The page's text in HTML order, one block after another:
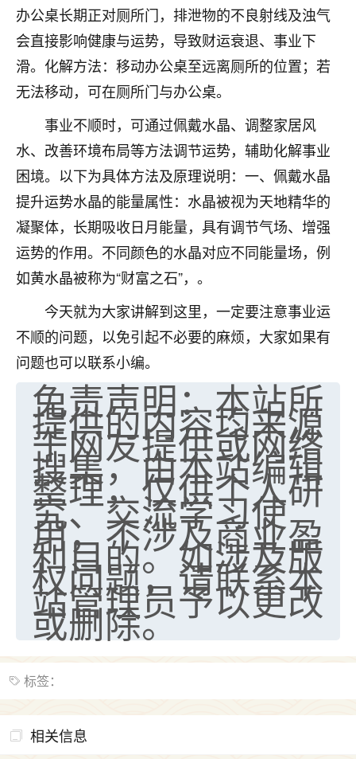
办公桌长期正对厕所门，排泄物的不良射线及浊气
会直接影响健康与运势，导致财运衰退、事业下
滑。化解方法：移动办公桌至远离厕所的位置；若
无法移动，可在厕所门与办公桌。
事业不顺时，可通过佩戴水晶、调整家居风
水、改善环境布局等方法调节运势，辅助化解事业
困境。以下为具体方法及原理说明：一、佩戴水晶
提升运势水晶的能量属性：水晶被视为天地精华的
凝聚体，长期吸收日月能量，具有调节气场、增强
运势的作用。不同颜色的水晶对应不同能量场，例
如黄水晶被称为“财富之石”，。
今天就为大家讲解到这里，一定要注意事业运
不顺的问题，以免引起不必要的麻烦，大家如果有
问题也可以联系小编。
免责声明：本站所
提供的内容均来源
于网友提供或网络
搜集，由本站编辑
整理，仅供个人研
究、交流学习使
用，不涉及商业盈
利目的。如涉及版
权问题，请联系本
站管理员予以更改
或删除。
标签：
相关信息
老师做不做超度法事？我想给我奶奶做超度，她今年
刚去世了。
七零老顽童：我母亲前年离世，刚开始我经常
做梦梦见她，后来也是朋友介绍，找到慧来老
师，安排了超度法事，做梦再也没有梦到过
了，一开始是半信半疑的，图个心安，给亡母
超度，现在看来，人不信也不行。
2天前 来自云南 11
优秀的张同学
老师收徒吗？？我对这些很感兴趣
2天前 来自山西 15